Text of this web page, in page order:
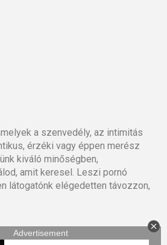
a szenvedély, az intimitás
érzéki vagy éppen merész
kiváló minőségben,
amit keresel. Leszi pornó
látogatónk elégedetten távozzon,